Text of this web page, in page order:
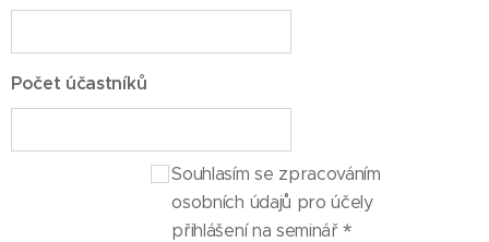
Počet účastníků
Souhlasím se zpracováním
osobních údajů pro účely
přihlášení na seminář